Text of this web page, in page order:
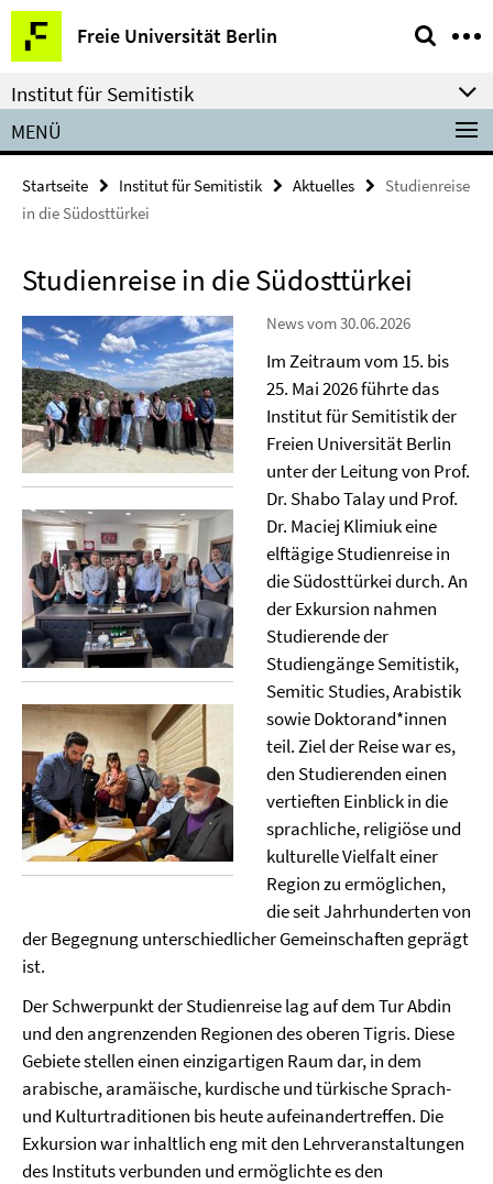
Springe
direkt
zu
Inhalt
Freie Universität Berlin
Service-
Navigation
Institut für Semitistik
MENÜ
Startseite Institut für Semitistik Aktuelles
Studienreise
in die Südosttürkei
Studienreise in die Südosttürkei
News vom 30.06.2026
Im Zeitraum vom 15. bis
25. Mai 2026 führte das
Institut für Semitistik der
Freien Universität Berlin
unter der Leitung von Prof.
Dr. Shabo Talay und Prof.
Dr. Maciej Klimiuk eine
elftägige Studienreise in
die Südosttürkei durch. An
der Exkursion nahmen
Studierende der
Studiengänge Semitistik,
Semitic Studies, Arabistik
sowie Doktorand*innen
teil. Ziel der Reise war es,
den Studierenden einen
vertieften Einblick in die
sprachliche, religiöse und
kulturelle Vielfalt einer
Region zu ermöglichen,
die seit Jahrhunderten von
der Begegnung unterschiedlicher Gemeinschaften geprägt
ist.
Der Schwerpunkt der Studienreise lag auf dem Tur Abdin
und den angrenzenden Regionen des oberen Tigris. Diese
Gebiete stellen einen einzigartigen Raum dar, in dem
arabische, aramäische, kurdische und türkische Sprach-
und Kulturtraditionen bis heute aufeinandertreffen. Die
Exkursion war inhaltlich eng mit den Lehrveranstaltungen
des Instituts verbunden und ermöglichte es den